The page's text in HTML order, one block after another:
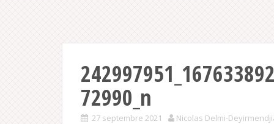
72990_n
27 septembre 2021 Nicolas Delmi-